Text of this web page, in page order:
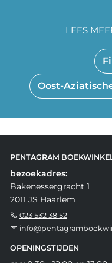
Oost-
LEES
PENTAGRAM
bezoekadres:
Bakenessergracht 1
2011 JS Haarlem
023 532 38 52
OPENINGSTIJDEN